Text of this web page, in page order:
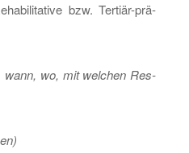
bzw. Ter­ti­är-prä­
wann, wo, mit wel­chen Res­